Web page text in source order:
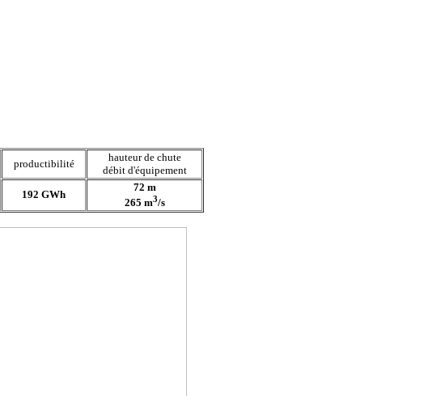
productibilité
hauteur de chute
débit d'équipement
192 GWh
72 m
265 m3/s